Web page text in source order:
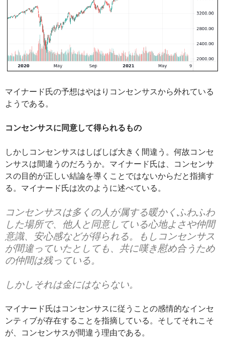
マイナード氏の予想はやはりコンセンサスから外れている
ようである。
コンセンサスに同意して得られるもの
しかしコンセンサスはしばしば大きく間違う。何故コンセ
ンサスは間違うのだろうか。マイナード氏は、コンセンサ
スの目的が正しい結論を導くことではないからだと指摘す
る。マイナード氏は次のように述べている。
コンセンサスは多くの人が属する暖かくふわふわ
した場所で、他人と同意している心地よさや仲間
意識、安心感などが得られる。もしコンセンサス
が間違っていたとしても、共に嘆き慰め合うため
の仲間は残っている。
しかしそれは金にはならない。
マイナード氏はコンセンサスに従うことの感情的なインセ
ンティブが存在することを指摘している。そしてそれこそ
が、コンセンサスが間違う理由である。